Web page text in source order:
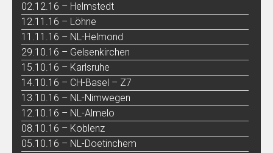
02.12.16 – Helmstedt
12.11.16 – Löhne
11.11.16 – NL-Helmond
29.10.16 – Gelsenkirchen
15.10.16 – Karlsruhe
14.10.16 – CH-Basel – Z7
13.10.16 – NL-Nimwegen
12.10.16 – NL-Almelo
08.10.16 – Koblenz
05.10.16 – NL-Doetinchem